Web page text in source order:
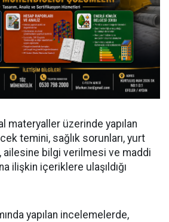
materyaller üzerinde yapılan
temini, sağlık sorunları, yurt
ailesine bilgi verilmesi ve maddi
ilişkin içeriklere ulaşıldığı
yapılan incelemelerde,